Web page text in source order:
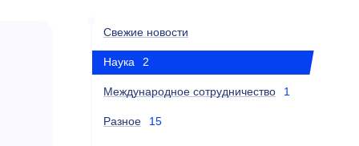
Свежие новости
Наука 2
Международное сотрудничество 1
Разное 15